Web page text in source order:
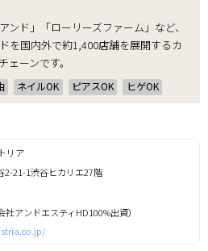
ンド」「ローリーズファーム」など、
を国内外で約1,400店舗を展開するカ
ーンです。
ネイルOK ピアスOK ヒゲOK
リア
2-21-1渋谷ヒカリエ27階
アンドエスティHD100%出資）